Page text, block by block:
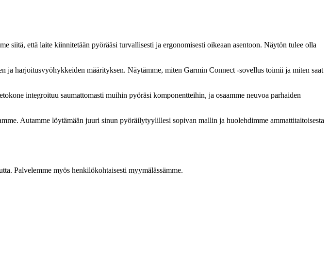
siitä, että laite kiinnitetään pyörääsi turvallisesti ja ergonomisesti oikeaan asentoon. Näytön tulee olla
harjoitusvyöhykkeiden määrityksen. Näytämme, miten Garmin Connect -sovellus toimii ja miten saat
integroituu saumattomasti muihin pyöräsi komponentteihin, ja osaamme neuvoa parhaiden
Autamme löytämään juuri sinun pyöräilytyylillesi sopivan mallin ja huolehdimme ammattitaitoisesta
Palvelemme myös henkilökohtaisesti myymälässämme.